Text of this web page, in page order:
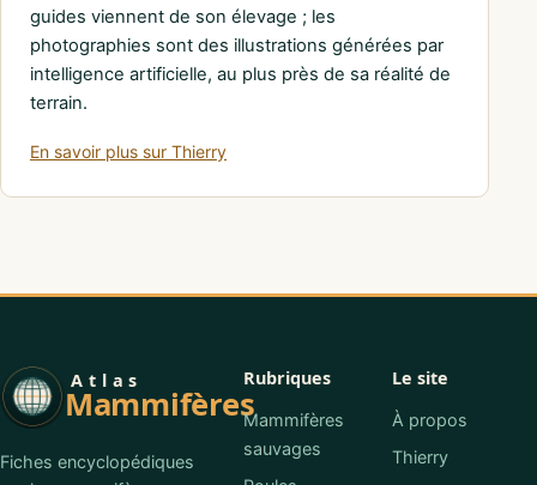
guides viennent de son élevage ; les
photographies sont des illustrations générées par
intelligence artificielle, au plus près de sa réalité de
terrain.
En savoir plus sur Thierry
Atlas
Mammifères
Fiches encyclopédiques
Rubriques
Mammifères
sauvages
Le site
À propos
Thierry